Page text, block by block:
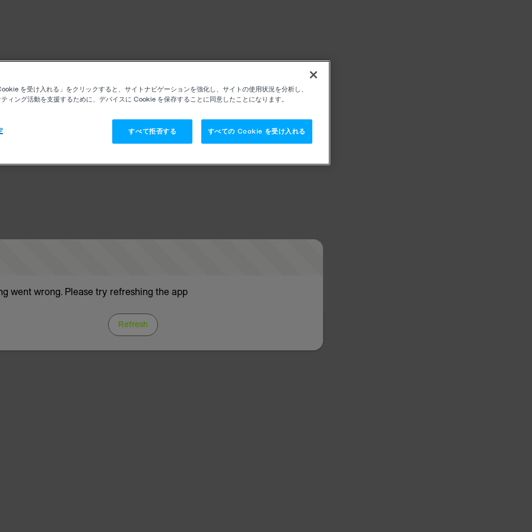
went wrong. Please try refreshing the app
Refresh
を受け入れる」をクリックすると、サイトナビゲーションを強化し、サイトの使用状況を分析し、
ィング活動を支援するために、デバイスに Cookie を保存することに同意したことになります。
すべて拒否する すべての Cookie を受け入れる